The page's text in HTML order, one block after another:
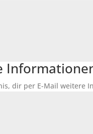
dir per E-Mail weitere